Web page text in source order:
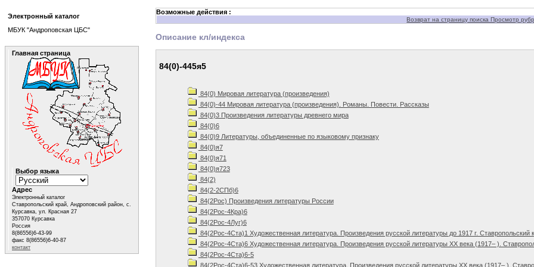
Возможные действия :
Возврат на страницу поиска Просмотр
Описание кл/индекса
84(0)-445я5
84(0) Мировая литература (произведения)
84(0)-44 Мировая литература (произведения). Романы. Повести. Рассказы
84(0)3 Произведения литературы древнего мира
84(0)6
84(0)9 Литературы, объединенные по языковому признаку
84(0)я7
84(0)я71
84(0)я723
84(2)
84(2-2СПб)6
84(2Рос) Произведения литературы России
84(2Рос-4Кра)6
84(2Рос-4Луг)6
84(2Рос-4Ста)1 Художественная литература. Произведения русской литературы до 1917 г. Ставропольский
84(2Рос-4Ста)6 Художественная литература. Произведения русской литературы XX века (1917– ).
84(2Рос-4Ста)6-5
84(2Рос-4Ста)6-53 Художественная литература. Произведения русской литературы XX века (1917– ).
Электронный каталог
МБУК "Андроповская ЦБС"
Главная страница
Выбор языка
Адрес
Электронный каталог
Ставропольский край, Андроповский район, с.
Курсавка, ул. Красная 27
357070 Курсавка
Россия
8(86556)6-43-99
факс 8(86556)6-40-87
контакт